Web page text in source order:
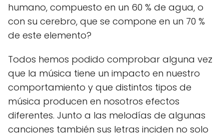
humano, compuesto en un 60 % de agua, o
con su cerebro, que se compone en un 70 %
de este elemento?
Todos hemos podido comprobar alguna vez
que la música tiene un impacto en nuestro
comportamiento y que distintos tipos de
música producen en nosotros efectos
diferentes. Junto a las melodías de algunas
canciones también sus letras inciden no solo